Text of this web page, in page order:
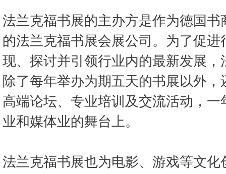
法兰克福书展的主办方是作为德国
的法兰克福书展会展公司。为了促
现、探讨并引领行业内的最新发展
除了每年举办为期五天的书展以外
高端论坛、专业培训及交流活动，
业和媒体业的舞台上。
法兰克福书展也为电影、游戏等文